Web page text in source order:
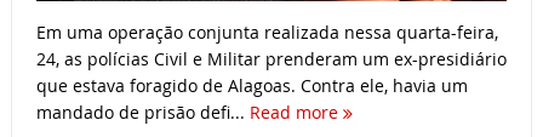
Em uma operação conjunta realizada nessa quarta-feira,
24, as polícias Civil e Militar prenderam um ex-presidiário
que estava foragido de Alagoas. Contra ele, havia um
mandado de prisão defi... Read more